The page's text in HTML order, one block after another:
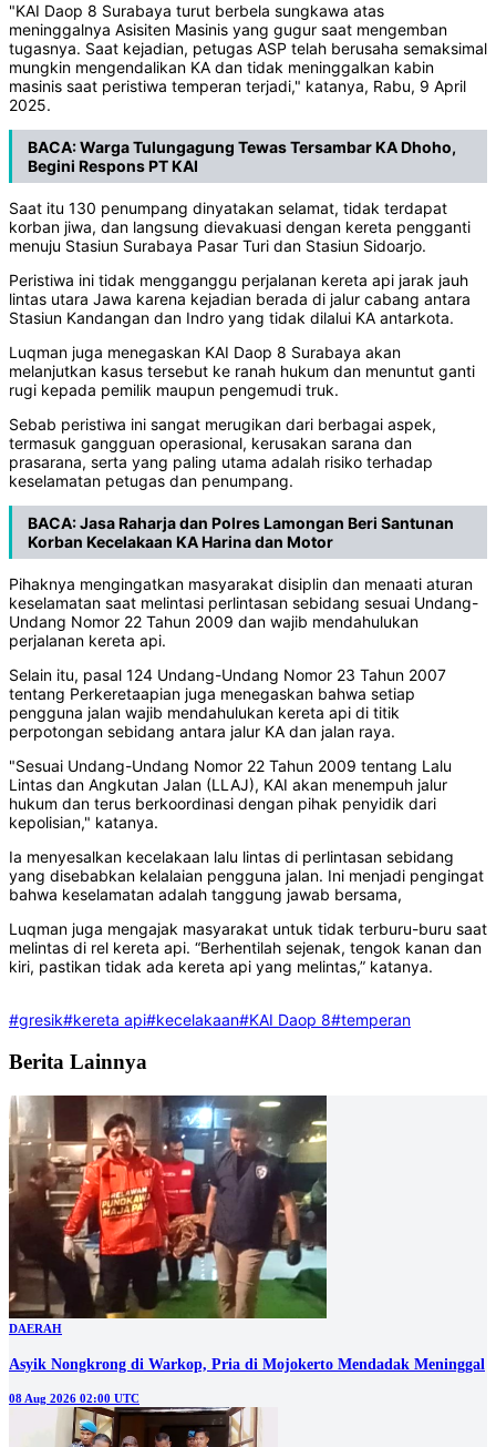
"KAI Daop 8 Surabaya turut berbela sungkawa atas
meninggalnya Asisiten Masinis yang gugur saat mengemban
tugasnya. Saat kejadian, petugas ASP telah berusaha semaksimal
mungkin mengendalikan KA dan tidak meninggalkan kabin
masinis saat peristiwa temperan terjadi," katanya, Rabu, 9 April
2025.
BACA:Warga Tulungagung Tewas Tersambar KA Dhoho,
Begini Respons PT KAI
Saat itu 130 penumpang dinyatakan selamat, tidak terdapat
korban jiwa, dan langsung dievakuasi dengan kereta pengganti
menuju Stasiun Surabaya Pasar Turi dan Stasiun Sidoarjo.
Peristiwa ini tidak mengganggu perjalanan kereta api jarak jauh
lintas utara Jawa karena kejadian berada di jalur cabang antara
Stasiun Kandangan dan Indro yang tidak dilalui KA antarkota.
Luqman juga menegaskan KAI Daop 8 Surabaya akan
melanjutkan kasus tersebut ke ranah hukum dan menuntut ganti
rugi kepada pemilik maupun pengemudi truk.
Sebab peristiwa ini sangat merugikan dari berbagai aspek,
termasuk gangguan operasional, kerusakan sarana dan
prasarana, serta yang paling utama adalah risiko terhadap
keselamatan petugas dan penumpang.
BACA:Jasa Raharja dan Polres Lamongan Beri Santunan
Korban Kecelakaan KA Harina dan Motor
Pihaknya mengingatkan masyarakat disiplin dan menaati aturan
keselamatan saat melintasi perlintasan sebidang sesuai Undang-
Undang Nomor 22 Tahun 2009 dan wajib mendahulukan
perjalanan kereta api.
Selain itu, pasal 124 Undang-Undang Nomor 23 Tahun 2007
tentang Perkeretaapian juga menegaskan bahwa setiap
pengguna jalan wajib mendahulukan kereta api di titik
perpotongan sebidang antara jalur KA dan jalan raya.
"Sesuai Undang-Undang Nomor 22 Tahun 2009 tentang Lalu
Lintas dan Angkutan Jalan (LLAJ), KAI akan menempuh jalur
hukum dan terus berkoordinasi dengan pihak penyidik dari
kepolisian," katanya.
Ia menyesalkan kecelakaan lalu lintas di perlintasan sebidang
yang disebabkan kelalaian pengguna jalan. Ini menjadi pengingat
bahwa keselamatan adalah tanggung jawab bersama,
Luqman juga mengajak masyarakat untuk tidak terburu-buru saat
melintas di rel kereta api. “Berhentilah sejenak, tengok kanan dan
kiri, pastikan tidak ada kereta api yang melintas,” katanya.
#gresik#kereta api#kecelakaan#KAI Daop 8#temperan
Berita Lainnya
DAERAH
Asyik Nongkrong di Warkop, Pria di Mojokerto Mendadak Meninggal
08 Aug 2026 02:00 UTC